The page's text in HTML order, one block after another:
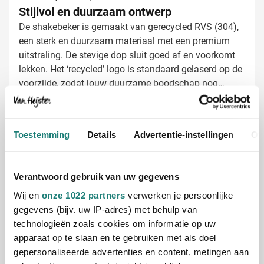
Toestemming Details Advertentie-instellingen
Verantwoord gebruik van uw gegevens
Wij en onze 1022 partners verwerken je persoonlijke
gegevens (bijv. uw IP-adres) met behulp van
technologieën zoals cookies om informatie op uw
apparaat op te slaan en te gebruiken met als doel
gepersonaliseerde advertenties en content, metingen aan
Stijlvol en duurzaam ontwerp
De shakebeker is gemaakt van gerecycled RVS (304),
een sterk en duurzaam materiaal met een premium
uitstraling. De stevige dop sluit goed af en voorkomt
lekken. Het ‘recycled’ logo is standaard gelaserd op de
voorzijde, zodat jouw duurzame boodschap nog
sterker overkomt.
Shakers bedrukken met jouw logo
verschillende bedrukking/m²ogelijkheden:
Een motiverende slogan of inspirerende boodschap
Dankzij het strakke ontwerp komt jouw bedrukking
altijd goed tot zijn recht, of je nu kiest voor een logo,
slogan of naam.
Gratis digitaal voorbeeld van je bedrukte
shakerfles
Nieuwsgierig hoe jouw logo eruitziet op deze